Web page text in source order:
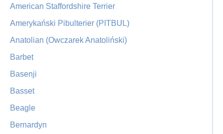
American Staffordshire Terrier
Amerykański Pibulterier (PITBUL)
Anatolian (Owczarek Anatoliński)
Barbet
Basenji
Basset
Beagle
Bernardyn